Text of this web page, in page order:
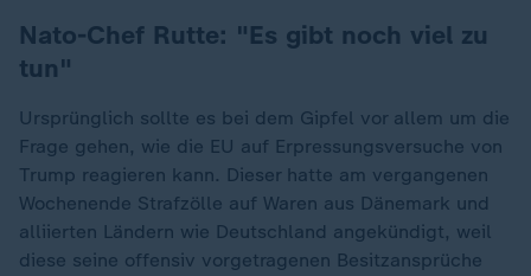
Nato-Chef Rutte: "Es gibt noch viel zu
tun"
Ursprünglich sollte es bei dem Gipfel vor allem um die
Frage gehen, wie die EU auf Erpressungsversuche von
Trump reagieren kann. Dieser hatte am vergangenen
Wochenende Strafzölle auf Waren aus Dänemark und
alliierten Ländern wie Deutschland angekündigt, weil
diese seine offensiv vorgetragenen Besitzansprüche